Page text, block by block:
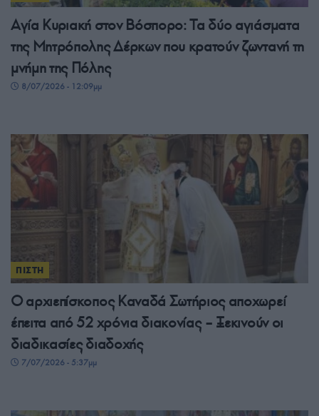
Αγία Κυριακή στον Βόσπορο: Τα δύο αγιάσματα
της Μητρόπολης Δέρκων που κρατούν ζωντανή τη
μνήμη της Πόλης
8/07/2026 - 12:09μμ
ΠΙΣΤΗ
Ο αρχιεπίσκοπος Καναδά Σωτήριος αποχωρεί
έπειτα από 52 χρόνια διακονίας – Ξεκινούν οι
διαδικασίες διαδοχής
7/07/2026 - 5:37μμ